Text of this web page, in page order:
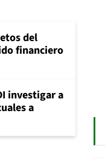
del
financiero
investigar a
a